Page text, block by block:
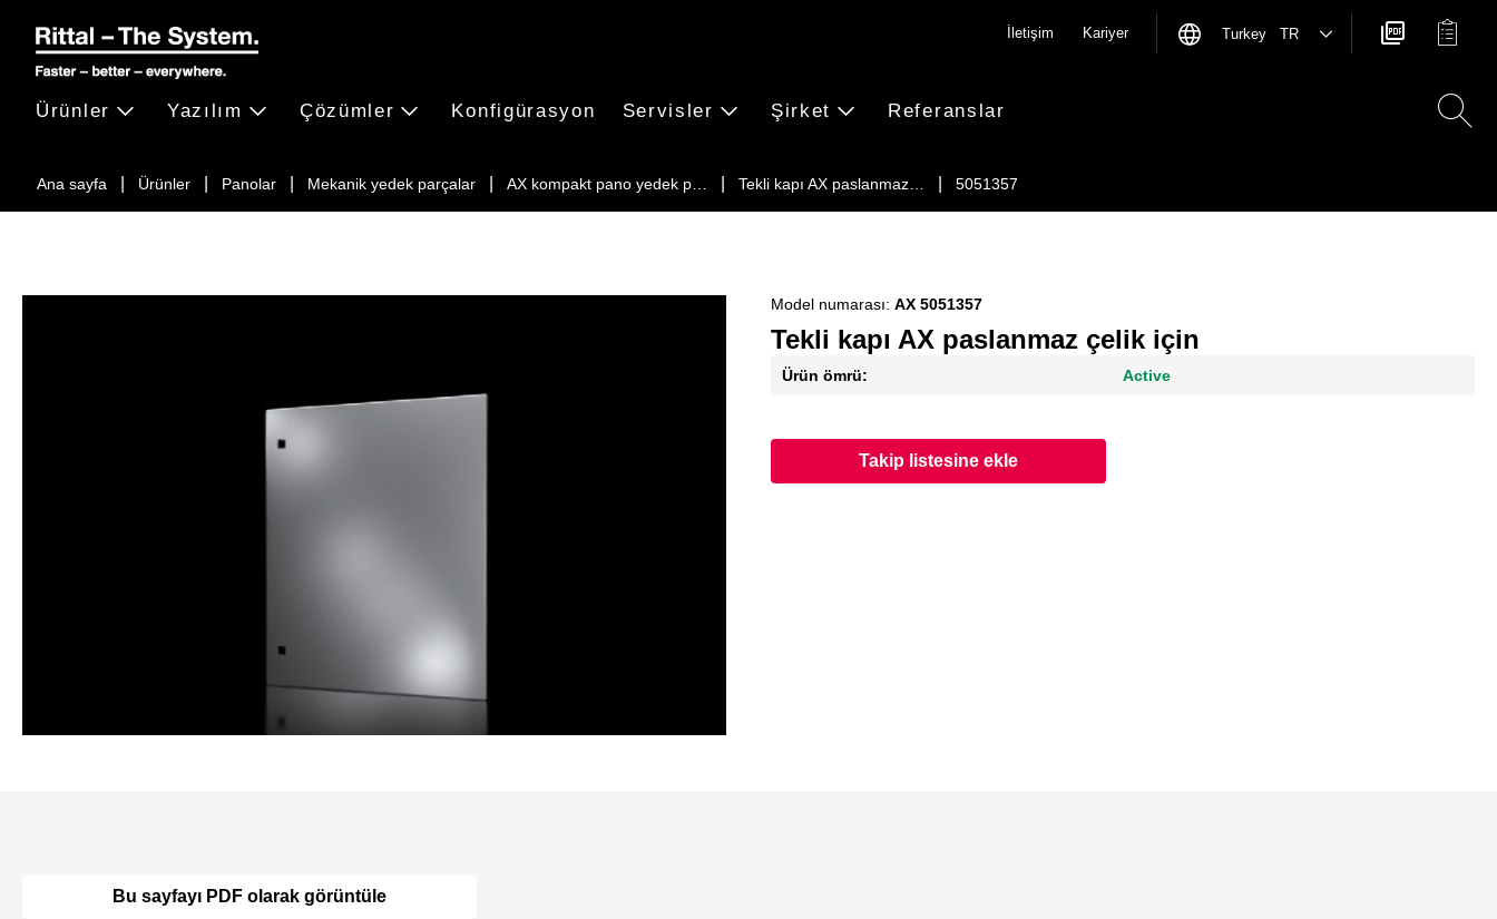
Ana sayfa Ürünler Panolar Mekanik yedek parçalar AX kompakt pano yedek p… Tekli kapı AX paslanmaz… 5051357
Ürünler Yazılım Çözümler Konfigürasyon Servisler Şirket Referanslar
İletişim Kariyer Turkey TR
Tekli kapı AX paslanmaz çelik için
Model numarası: AX 5051357
Ürün ömrü: Active
Takip listesine ekle
Bu sayfayı PDF olarak görüntüle